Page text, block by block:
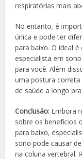
respiratórias mais
No entanto, é
única e pode ter
para baixo. O ideal
especialista em
para você. Além
uma postura
de saúde a longo
Conclusão: Embora
sobre os benefícios
para baixo,
sono pode causar
na coluna vertebral.